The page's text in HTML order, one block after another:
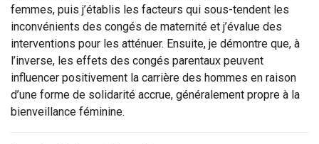
femmes, puis j’établis les facteurs qui sous-tendent les
inconvénients des congés de maternité et j’évalue des
interventions pour les atténuer. Ensuite, je démontre que, à
l’inverse, les effets des congés parentaux peuvent
influencer positivement la carrière des hommes en raison
d’une forme de solidarité accrue, généralement propre à la
bienveillance féminine.